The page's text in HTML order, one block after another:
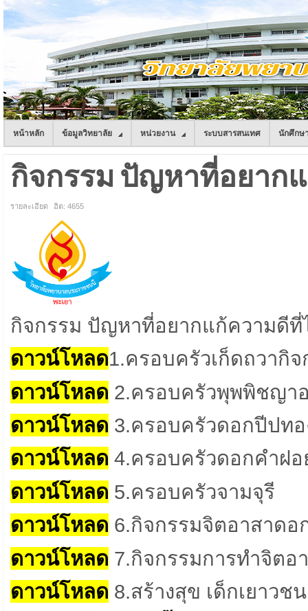
หน้าหลัก ข้อมูลวิทยาลัย หน่วยงาน ระบบสารสนเทศ นักศึกษ
กิจกรรม ปัญหาที่อยาก
รายละเอียด ฮิต: 4655
กิจกรรม ปัญหาที่อยากแก้ความดี
ดาวน์โหลด1.ครอบครัวเก็ดถวากิ
ดาวน์โหลด 2.ครอบครัวพุพพิชญา
ดาวน์โหลด 3.ครอบครัวดอกปีปท
ดาวน์โหลด 4.ครอบครัวดอกคำฝอ
ดาวน์โหลด 5.ครอบครัวจามจุรี
ดาวน์โหลด 6.กิจกรรมจิตอาสาดอ
ดาวน์โหลด 7.กิจกรรมการทำจิต
ดาวน์โหลด 8.สร้างสุข เด็กเยาวชน